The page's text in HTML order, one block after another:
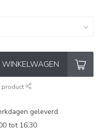
product
geleverd.
tot 16:30